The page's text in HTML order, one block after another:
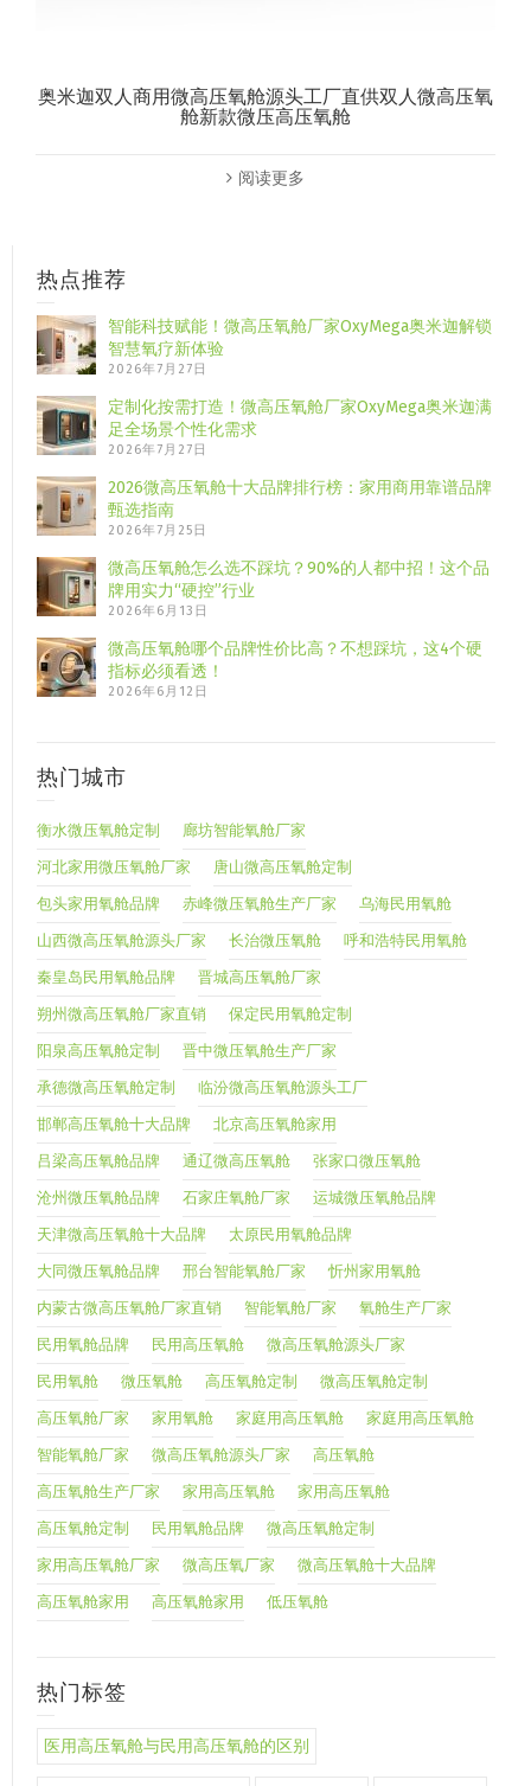
奥米迦双人商用微高压氧舱源头工厂直供双人微高压氧
舱新款微压高压氧舱
阅读更多
热点推荐
智能科技赋能！微高压氧舱厂家OxyMega奥米迦解锁
智慧氧疗新体验
2026年7月27日
定制化按需打造！微高压氧舱厂家OxyMega奥米迦满
足全场景个性化需求
2026年7月27日
2026微高压氧舱十大品牌排行榜：家用商用靠谱品牌
甄选指南
2026年7月25日
微高压氧舱怎么选不踩坑？90%的人都中招！这个品
牌用实力“硬控”行业
2026年6月13日
微高压氧舱哪个品牌性价比高？不想踩坑，这4个硬
指标必须看透！
2026年6月12日
热门城市
衡水微压氧舱定制 廊坊智能氧舱厂家
河北家用微压氧舱厂家 唐山微高压氧舱定制
包头家用氧舱品牌 赤峰微压氧舱生产厂家 乌海民用氧舱
山西微高压氧舱源头厂家 长治微压氧舱 呼和浩特民用氧舱
秦皇岛民用氧舱品牌 晋城高压氧舱厂家
朔州微高压氧舱厂家直销 保定民用氧舱定制
阳泉高压氧舱定制 晋中微压氧舱生产厂家
承德微高压氧舱定制 临汾微高压氧舱源头工厂
邯郸高压氧舱十大品牌 北京高压氧舱家用
吕梁高压氧舱品牌 通辽微高压氧舱 张家口微压氧舱
沧州微压氧舱品牌 石家庄氧舱厂家 运城微压氧舱品牌
天津微高压氧舱十大品牌 太原民用氧舱品牌
大同微压氧舱品牌 邢台智能氧舱厂家 忻州家用氧舱
内蒙古微高压氧舱厂家直销 智能氧舱厂家 氧舱生产厂家
民用氧舱品牌 民用高压氧舱 微高压氧舱源头厂家
民用氧舱 微压氧舱 高压氧舱定制 微高压氧舱定制
高压氧舱厂家 家用氧舱 家庭用高压氧舱 家庭用高压氧舱
智能氧舱厂家 微高压氧舱源头厂家 高压氧舱
高压氧舱生产厂家 家用高压氧舱 家用高压氧舱
高压氧舱定制 民用氧舱品牌 微高压氧舱定制
家用高压氧舱厂家 微高压氧厂家 微高压氧舱十大品牌
高压氧舱家用 高压氧舱家用 低压氧舱
热门标签
医用高压氧舱与民用高压氧舱的区别